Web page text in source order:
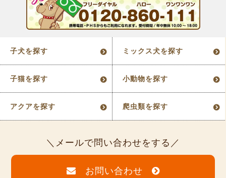
子犬を探す ミックス犬を探す
子猫を探す 小動物を探す
アクアを探す 爬虫類を探す
メールで問い合わせをする
お問い合わせ